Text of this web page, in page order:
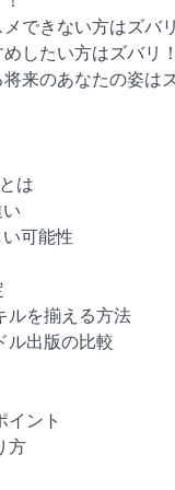
できない方はズバ
したい方はズバリ！
来のあなたの姿は
は
可能性
ルを揃える方法
ル出版の比較
イント
方